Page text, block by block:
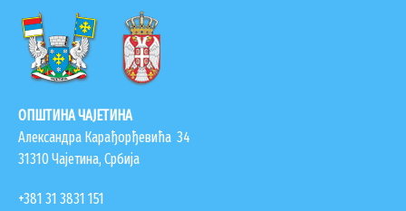
ОПШТИНА ЧАЈЕТИНА
Александра Карађорђевића 34
31310 Чајетина, Србија
+381 31 3831 151